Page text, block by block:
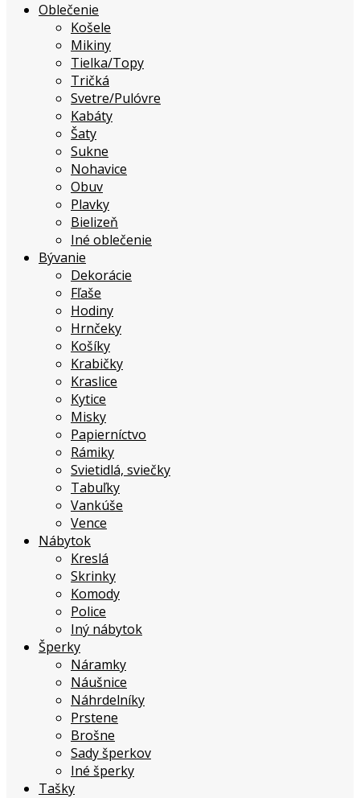
Oblečenie
Košele
Mikiny
Tielka/Topy
Tričká
Svetre/Pulóvre
Kabáty
Šaty
Sukne
Nohavice
Obuv
Plavky
Bielizeň
Iné oblečenie
Bývanie
Dekorácie
Fľaše
Hodiny
Hrnčeky
Košíky
Krabičky
Kraslice
Kytice
Misky
Papierníctvo
Rámiky
Svietidlá, sviečky
Tabuľky
Vankúše
Vence
Nábytok
Kreslá
Skrinky
Komody
Police
Iný nábytok
Šperky
Náramky
Náušnice
Náhrdelníky
Prstene
Brošne
Sady šperkov
Iné šperky
Tašky